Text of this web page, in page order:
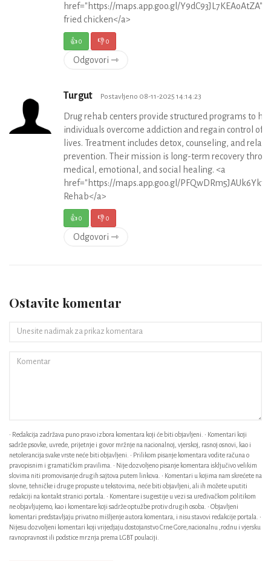
href="https://maps.app.goo.gl/
fried chicken</a>
👍0 👎0
Odgovori ⇾
Turgut Postavljeno 08-11-2025 14:14:23
Drug rehab centers provide structured programs to
individuals overcome addiction and regain control of
lives. Treatment includes detox, counseling, and
prevention. Their mission is long-term recovery
medical, emotional, and social healing. <a
href="https://maps.app.goo.gl/
Rehab</a>
👍0 👎0
Odgovori ⇾
Ostavite komentar
• Redakcija zadržava puno pravo izbora komentara koji će biti objavljeni. • Komentari koji
sadrže psovke, uvrede, prijetnje i govor mržnje na nacionalnoj, vjerskoj, rasnoj osnovi, kao i
netolerancija svake vrste neće biti objavljeni. • Prilikom pisanje komentara vodite računa o
pravopisnim i gramatičkim pravilima. • Nije dozvoljeno pisanje komentara isključivo velikim
slovima niti promovisanje drugih sajtova putem linkova. • Komentari u kojima nam skrećete na
slovne, tehničke i druge propuste u tekstovima, neće biti objavljeni, ali ih možete uputiti
redakciji na kontakt stranici portala. • Komentare i sugestije u vezi sa uređivačkom politikom
ne objavljujemo, kao i komentare koji sadrže optužbe protiv drugih osoba. • Objavljeni
komentari predstavljaju privatno mišljenje autora komentara, i nisu stavovi redakcije portala. •
Nijesu dozvoljeni komentari koji vrijedjaju dostojanstvo Crne Gore,nacionalnu ,rodnu i vjersku
ravnopravnost ili podstice mrznja prema LGBT poulaciji.